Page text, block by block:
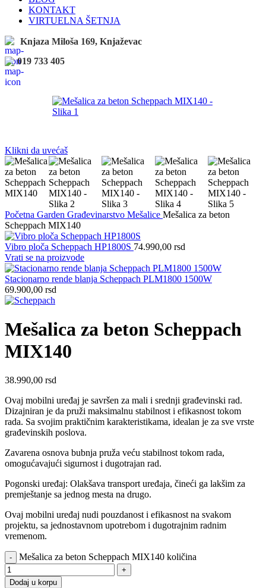
KONTAKT
VIRTUELNA ŠETNJA
Knjaza Miloša 169, Knjaževac
019 733 405
Klikni da uvećaš
Početna Garden Građevinarstvo Mešalice Mešalica za beton
Scheppach MIX140
Vibro ploča Scheppach HP1800S 74.990,00 rsd
Vrati se na proizvode
Stacionarno rende blanja Scheppach PLM1800 1500W
69.900,00 rsd
Mešalica za beton Scheppach
MIX140
38.990,00 rsd
Ovaj mobilni uređaj je savršen za mali i srednji građevinski rad.
Dizajniran je da pruži maksimalnu stabilnost i efikasnost tokom
rada. Sa svojim praktičnim karakteristikama, idealan je za sve vrste
građevinskih poslova.
Zavarena osnova bubnja pruža veću stabilnost tokom rada,
omogućavajući sigurnost i dugotrajan rad.
Pogonski uređaj: Olakšava transport uređaja, čineći ga lakšim za
premještanje sa jednog mesta na drugo.
Ovaj mobilni uređaj nudi pouzdanost i efikasnost na svakom
projektu, sa jednostavnom upotrebom i dugotrajnim radnim
vremenom.
Mešalica za beton Scheppach MIX140 količina
Dodaj u korpu